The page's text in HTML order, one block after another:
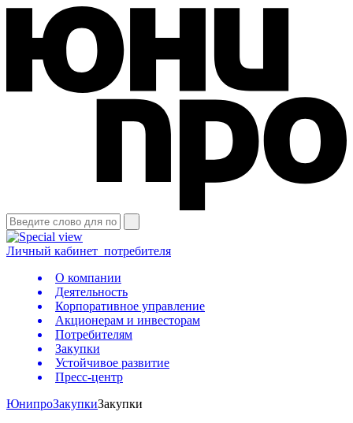
Личный кабинет потребителя
О компании
Деятельность
Корпоративное управление
Акционерам и инвесторам
Потребителям
Закупки
Устойчивое развитие
Пресс-центр
ЮнипроЗакупкиЗакупки